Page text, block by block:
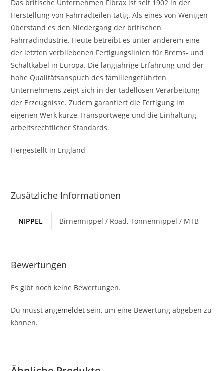
Das britische Unternehmen Fibrax ist seit 1902 in der
Herstellung von Fahrradteilen tätig. Als eines von Wenigen
überstand es den Niedergang der britischen
Fahrradindustrie. Heute betreibt es unter anderem eine
der letzten verbliebenen Fertigungslinien für Brems- und
Schaltkabel in Europa. Die langjährige Erfahrung und der
hohe Qualitätsanspuch des familiengeführten
Unternehmens zeigt sich in der tadellosen Verarbeitung
der Erzeugnisse. Zudem garantiert die Fertigung im
eigenen Werk kurze Transportwege und die Einhaltung
arbeitsrechtlicher Standards.
Hergestellt in England
Zusätzliche Informationen
NIPPEL Birnennippel / Road, Tonnennippel / MTB
Bewertungen
Es gibt noch keine Bewertungen.
Du musstangemeldet sein, um eine Bewertung abgeben zu
können.